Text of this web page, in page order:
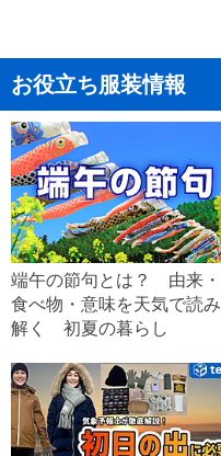
お役立ち服装情報
端午の節句とは？ 由来・
食べ物・意味を天気で読み
解く 初夏の暮らし